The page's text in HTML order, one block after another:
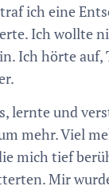
ich eine
Ich wollte
Ich hörte auf,
lernte und
mehr. Viel
mich tief
Mir